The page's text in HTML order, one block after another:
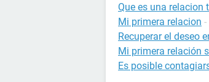
Que es una relacion
Mi primera relacion -
Recuperar el deseo
Mi primera relación
Es posible